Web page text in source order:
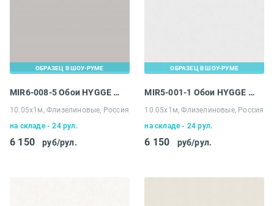
ОБРАЗЕЦ В ШОУ-РУМЕ
MIR6-008-5 Обои HYGGE Roll Made in Russia
10.05х1м, Флизелиновые, Россия
на складе - 24 рул.
6 150 руб/рул.
ОБРАЗЕЦ В ШОУ-РУМЕ
MIR5-001-1 Обои HYGGE Roll Made in Russia
10.05х1м, Флизелиновые, Россия
на складе - 24 рул.
6 150 руб/рул.